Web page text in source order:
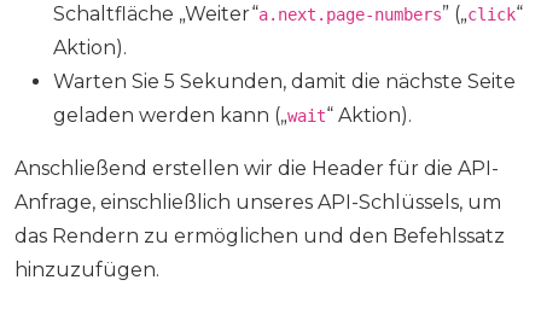
Schaltfläche „Weiter“a.next.page-numbers” („click“
Aktion).
Warten Sie 5 Sekunden, damit die nächste Seite
geladen werden kann („wait“ Aktion).
Anschließend erstellen wir die Header für die API-
Anfrage, einschließlich unseres API-Schlüssels, um
das Rendern zu ermöglichen und den Befehlssatz
hinzuzufügen.